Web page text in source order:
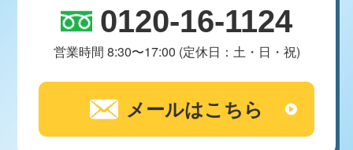
0120-16-1124
営業時間 8:30〜17:00 (定休日：土・日・祝)
メールはこちら